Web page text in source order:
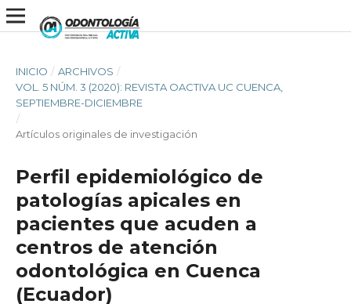
INICIO / ARCHIVOS /
VOL. 5 NÚM. 3 (2020): REVISTA OACTIVA UC CUENCA,
SEPTIEMBRE-DICIEMBRE
/
Artículos originales de investigación
Perfil epidemiológico de
patologías apicales en
pacientes que acuden a
centros de atención
odontológica en Cuenca
(Ecuador)